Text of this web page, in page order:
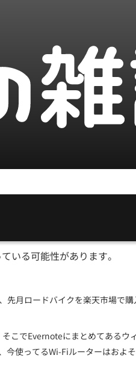
いる可能性があります。
月ロードバイクを楽天市場で
こでEvernoteにまとめてあるウ
使ってるWi-Fiルーターはおよ